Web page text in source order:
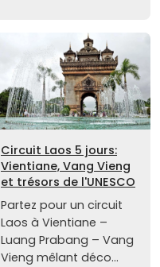
Circuit Laos 5 jours:
Vientiane, Vang Vieng
et trésors de l'UNESCO
Partez pour un circuit
Laos à Vientiane –
Luang Prabang – Vang
Vieng mêlant déco...